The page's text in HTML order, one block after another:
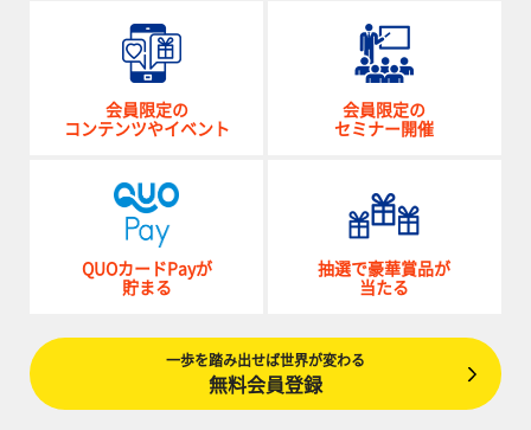
会員限定の
コンテンツやイベント
会員限定の
セミナー開催
QUOカードPayが
貯まる
抽選で豪華賞品が
当たる
一歩を踏み出せば世界が変わる
無料会員登録